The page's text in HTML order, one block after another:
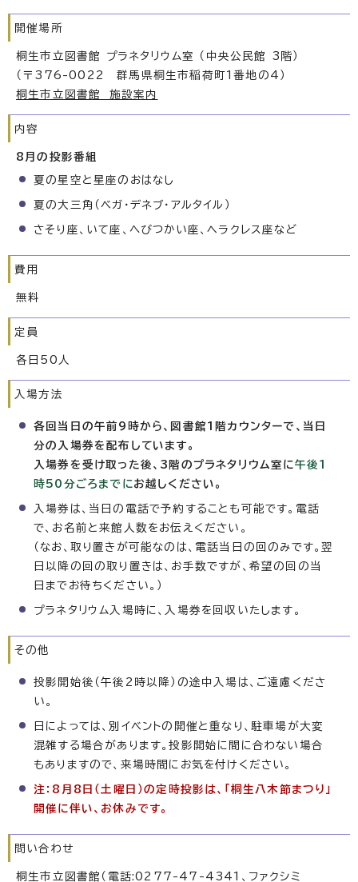
開催場所
桐生市立図書館 プラネタリウム室 （中央公民館 3階）
（〒376-0022 群馬県桐生市稲荷町1番地の4）
桐生市立図書館 施設案内
内容
8月の投影番組
夏の星空と星座のおはなし
夏の大三角（ベガ・デネブ・アルタイル）
さそり座、いて座、へびつかい座、ヘラクレス座など
費用
無料
定員
各日50人
入場方法
各回当日の午前9時から、図書館1階カウンターで、当日
分の入場券を配布しています。
入場券を受け取った後、3階のプラネタリウム室に午後1
時50分ごろまでにお越しください。
入場券は、当日の電話で予約することも可能です。電話
で、お名前と来館人数をお伝えください。
（なお、取り置きが可能なのは、電話当日の回のみです。翌
日以降の回の取り置きは、お手数ですが、希望の回の当
日までお待ちください。）
プラネタリウム入場時に、入場券を回収いたします。
その他
投影開始後（午後2時以降）の途中入場は、ご遠慮くださ
い。
日によっては、別イベントの開催と重なり、駐車場が大変
混雑する場合があります。投影開始に間に合わない場合
もありますので、来場時間にお気を付けください。
注：8月8日（土曜日）の定時投影は、「桐生八木節まつり」
開催に伴い、お休みです。
問い合わせ
桐生市立図書館（電話:0277-47-4341、ファクシミ